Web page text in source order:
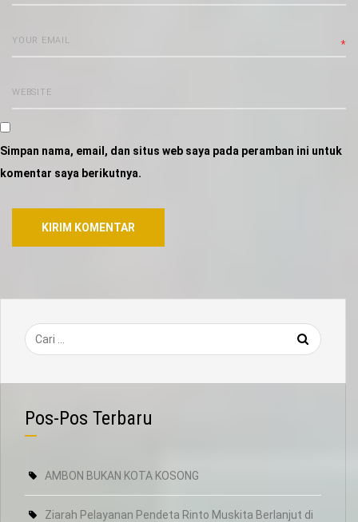
*
Simpan nama, email, dan situs web saya pada peramban ini untuk
komentar saya berikutnya.
Pos-Pos Terbaru
AMBON BUKAN KOTA KOSONG
Ziarah Pelayanan Pendeta Rinto Muskita Berlanjut di